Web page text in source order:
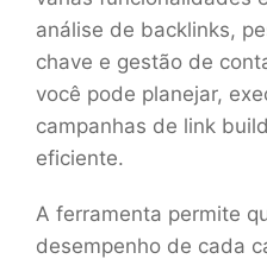
análise de backlinks,
chave e gestão de
você pode planejar,
campanhas de link
eficiente.
A ferramenta permite
desempenho de cada